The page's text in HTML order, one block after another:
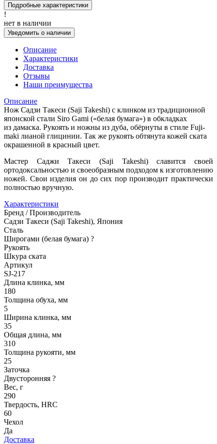
Подробные характеристики
!
нет в наличии
Уведомить о наличии
Описание
Характеристики
Доставка
Отзывы
Наши преимущества
Описание
Нож Садзи Такеси (Saji Takeshi) с клинком из традиционной
японской стали Siro Gami («белая бумага») в обкладках
из дамаска. Рукоять и ножны из дуба, обёрнуты в стиле Fuji-
maki лианой глицинии. Так же рукоять обтянута кожей ската
окрашенной в красный цвет.
Мастер Саджи Такеси (Saji Takeshi) славится своей
ортодоксальностью и своеобразным подходом к изготовлению
ножей. Свои изделия он до сих пор производит практически
полностью вручную.
Характеристики
Бренд / Производитель
Садзи Такеси (Saji Takeshi), Япония
Сталь
Широгами (белая бумага) ?
Рукоять
Шкура ската
Артикул
SJ-217
Длина клинка, мм
180
Толщина обуха, мм
5
Ширина клинка, мм
35
Общая длина, мм
310
Толщина рукояти, мм
25
Заточка
Двусторонняя ?
Вес, г
290
Твердость, HRC
60
Чехол
Да
Доставка